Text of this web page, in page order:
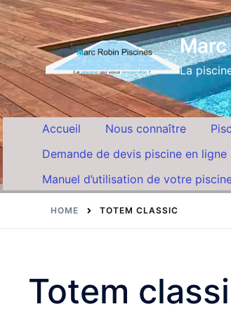
Skip
to
content
La
Accueil Nous connaître
Demande de devis piscine en ligne
Manuel d’utilisation de votre
HOME TOTEM CLASSIC
Totem